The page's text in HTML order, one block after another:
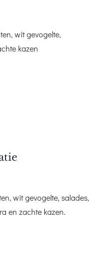
wit gevogelte,
kazen
wit gevogelte, salades,
en zachte kazen.